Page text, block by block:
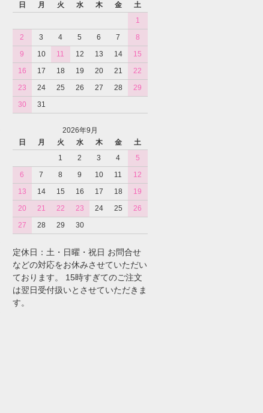
日
月 火 水 木 金
土
1
2
3 4 5 6 7
8
9
10 11 12 13 14
15
16
17 18 19 20 21
22
23
24 25 26 27 28
29
30
31
2026年9月
日
月 火 水 木 金
土
1
2 3 4
5
6
7 8 9 10 11
12
13
14 15 16 17 18
19
20
21 22 23 24 25
26
27
28 29 30
定休日：土・日曜・祝日 お問合せ
などの対応をお休みさせていただい
ております。 15時すぎてのご注文
は翌日受付扱いとさせていただきま
す。